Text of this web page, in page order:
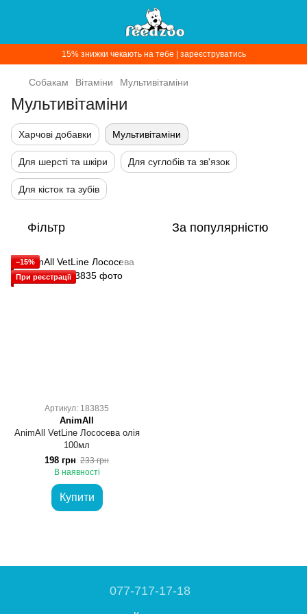
15% знижки чекають на тебе | зареєструватись
Собакам Вітаміни Мультивітаміни
Мультивітаміни
Харчові добавки Мультивітаміни
Для шерсті та шкіри Для суглобів та зв'язок
Для кісток та зубів
Фільтр За популярністю
−15%
При реєстрації
Артикул: 183835
AnimAll
AnimAll VetLine Лососева олія
100мл
198 грн 233 грн
В наявності
Купити
077-717-17-18